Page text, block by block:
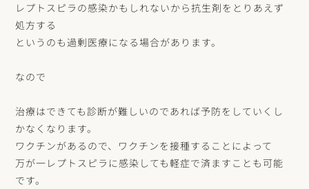
レプトスピラの感染かもしれないから抗生剤をとりあえず
処方する
というのも過剰医療になる場合があります。
なので
治療はできても診断が難しいのであれば予防をしていくし
かなくなります。
ワクチンがあるので、ワクチンを接種することによって
万が一レプトスピラに感染しても軽症で済ますことも可能
です。